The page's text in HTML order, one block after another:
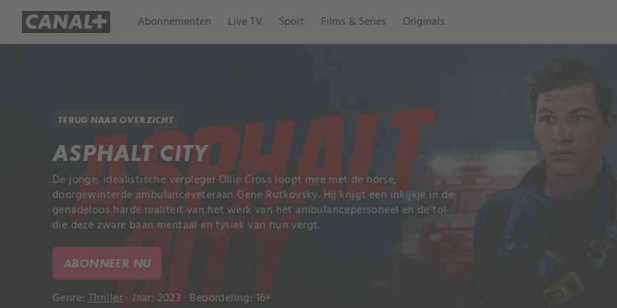
Abonnementen Live TV Sport Films & Series Originals
TERUG NAAR OVERZICHT
ASPHALT CITY
De jonge, idealistische verpleger Ollie Cross loopt mee met de norse,
doorgewinterde ambulanceveteraan Gene Rutkovsky. Hij krijgt een inkijkje in de
genadeloos harde realiteit van het werk van het ambulancepersoneel en de tol
die deze zware baan mentaal en fysiek van hun vergt.
ABONNEER NU
Genre: Thriller Jaar: 2023 Beoordeling: 16+